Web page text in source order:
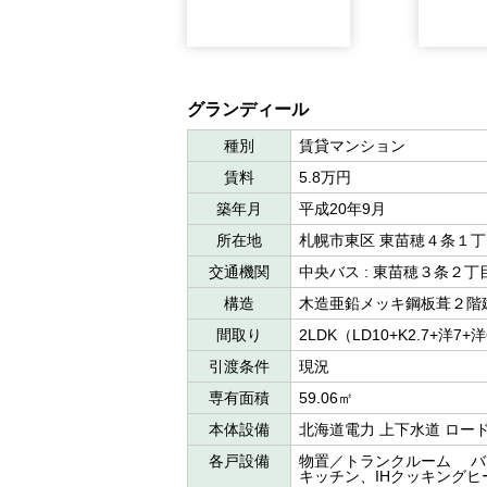
グランディール
種別
賃貸マンション
賃料
5.8万円
築年月
平成20年9月
所在地
札幌市東区 東苗穂４条１
交通機関
中央バス : 東苗穂３条２丁
構造
木造亜鉛メッキ鋼板葺２階
間取り
2LDK（LD10+K2.7+洋7+
引渡条件
現況
専有面積
59.06㎡
本体設備
北海道電力 上下水道 ロー
各戸設備
物置／トランクルーム
キッチン、IHクッキング